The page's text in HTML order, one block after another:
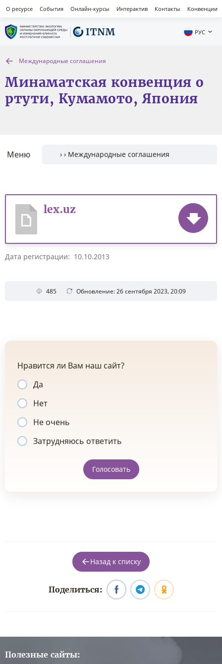
О ресурсе События Онлайн-курсы Интерактив Контакты Конвенции
РУС
Международные соглашения
Минаматская конвенция о
ртути, Кумамото, Япония
Меню
lex.uz
Дата регистрации: 10.10.2013
485 Обновление: 26 сентября 2023, 20:09
Нравится ли Вам наш сайт?
Да
Нет
Не очень
Затрудняюсь ответить
Голосовать
Назад к списку
Поделиться:
Полезные сайты: